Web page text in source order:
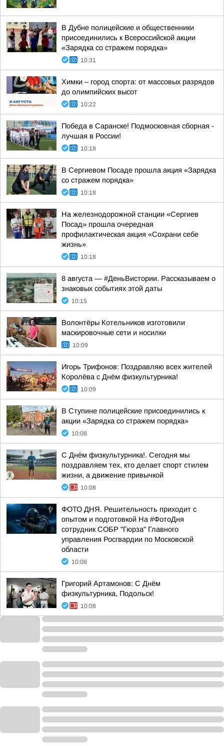
В Дубне полицейские и общественники
присоединились к Всероссийской акции
«Зарядка со стражем порядка»
10:31
Химки – город спорта: от массовых разрядов
до олимпийских высот
10:22
Победа в Саранске! Подмосковная сборная -
лучшая в России!
10:18
В Сергиевом Посаде прошла акция «Зарядка
со стражем порядка»
10:18
На железнодорожной станции «Сергиев
Посад» прошла очередная
профилактическая акция «Сохрани себе
жизнь»
10:18
8 августа — #ДеньВистории. Рассказываем о
знаковых событиях этой даты
10:15
Волонтёры Котельников изготовили
маскировочные сети и носилки
10:09
Игорь Трифонов: Поздравляю всех жителей
Королёва с Днём физкультурника!
10:09
В Ступине полицейские присоединились к
акции «Зарядка со стражем порядка»
10:08
С Днём физкультурника!. Сегодня мы
поздравляем тех, кто делает спорт стилем
жизни, а движение привычкой
10:08
ФОТО ДНЯ. Решительность приходит с
опытом и подготовкой На #ФотоДня
сотрудник СОБР "Гюрза" Главного
управления Росгвардии по Московской
области
10:08
Григорий Артамонов: С Днём
физкультурника, Подольск!
10:08